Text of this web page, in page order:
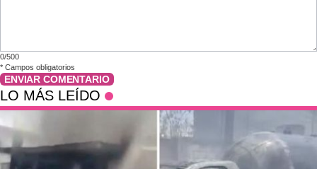
0/500
* Campos obligatorios
ENVIAR COMENTARIO
LO MÁS LEÍDO